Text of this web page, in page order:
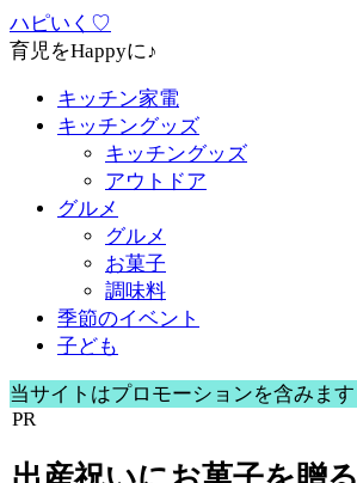
ハピいく♡
育児をHappyに♪
キッチン家電
キッチングッズ
キッチングッズ
アウトドア
グルメ
グルメ
お菓子
調味料
季節のイベント
子ども
当サイトはプロモーションを含みます
PR